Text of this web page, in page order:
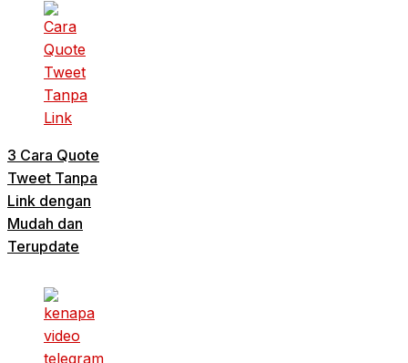
3 Cara Quote
Tweet Tanpa
Link dengan
Mudah dan
Terupdate